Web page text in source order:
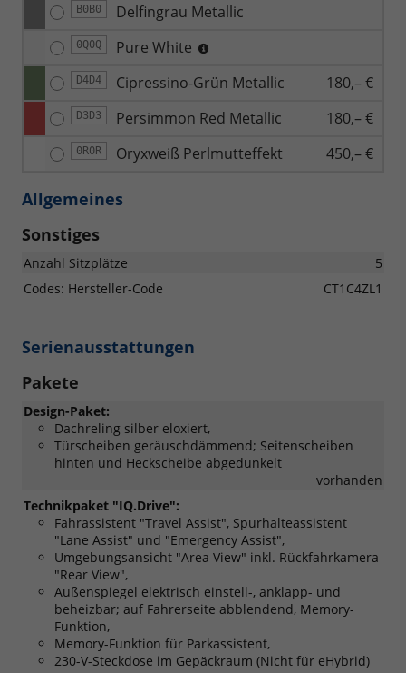
B0B0 Delfingrau Metallic
0Q0Q Pure White
D4D4 Cipressino-Grün Metallic 180,– €
D3D3 Persimmon Red Metallic 180,– €
0R0R Oryxweiß Perlmutteffekt 450,– €
Allgemeines
Sonstiges
Anzahl Sitzplätze
5
Codes: Hersteller-Code
CT1C4ZL1
Serienausstattungen
Pakete
Design-Paket:
Dachreling silber eloxiert,
Türscheiben geräuschdämmend; Seitenscheiben
hinten und Heckscheibe abgedunkelt
vorhanden
Technikpaket "IQ.Drive":
Fahrassistent "Travel Assist", Spurhalteassistent
"Lane Assist" und "Emergency Assist",
Umgebungsansicht "Area View" inkl. Rückfahrkamera
"Rear View",
Außenspiegel elektrisch einstell-, anklapp- und
beheizbar; auf Fahrerseite abblendend, Memory-
Funktion,
Memory-Funktion für Parkassistent,
230-V-Steckdose im Gepäckraum (Nicht für eHybrid)